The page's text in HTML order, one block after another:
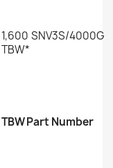
1,600
TBW*
SNV3S/4000G
TBWPart Number